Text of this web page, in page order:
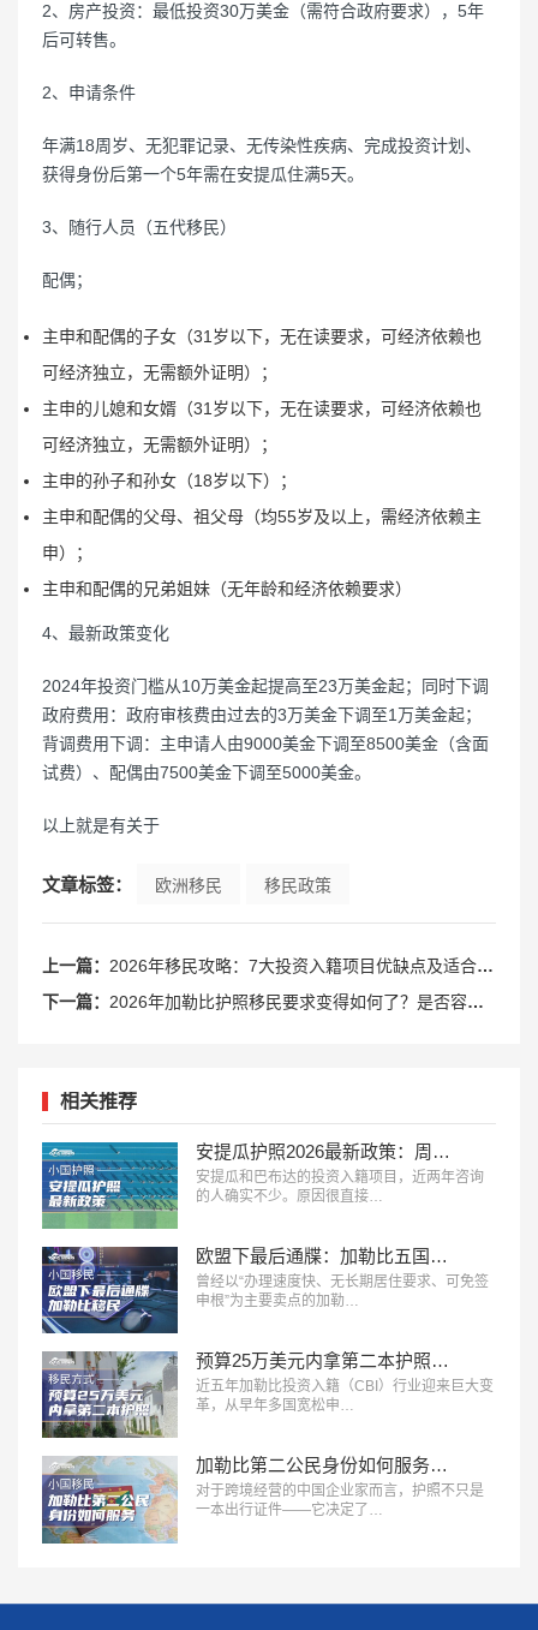
2、房产投资：最低投资30万美金（需符合政府要求），5年
后可转售。
2、申请条件
年满18周岁、无犯罪记录、无传染性疾病、完成投资计划、
获得身份后第一个5年需在安提瓜住满5天。
3、随行人员（五代移民）
配偶；
主申和配偶的子女（31岁以下，无在读要求，可经济依赖也
可经济独立，无需额外证明）；
主申的儿媳和女婿（31岁以下，无在读要求，可经济依赖也
可经济独立，无需额外证明）；
主申的孙子和孙女（18岁以下）；
主申和配偶的父母、祖父母（均55岁及以上，需经济依赖主
申）；
主申和配偶的兄弟姐妹（无年龄和经济依赖要求）
4、最新政策变化
2024年投资门槛从10万美金起提高至23万美金起；同时下调
政府费用：政府审核费由过去的3万美金下调至1万美金起；
背调费用下调：主申请人由9000美金下调至8500美金（含面
试费）、配偶由7500美金下调至5000美金。
以上就是有关于
文章标签： 欧洲移民 移民政策
上一篇： 2026年移民攻略：7大投资入籍项目优缺点及适合人群全解析
下一篇： 2026年加勒比护照移民要求变得如何了？是否容易获取？
相关推荐
安提瓜护照2026最新政策：周期、免签与要点全指南
安提瓜和巴布达的投资入籍项目，近两年咨询
的人确实不少。原因很直接…
欧盟下最后通牒：加勒比五国投资入籍，2028年或迎终局？
曾经以“办理速度快、无长期居住要求、可免签
申根”为主要卖点的加勒…
预算25万美元内拿第二本护照，加勒比五国身份怎么选？
近五年加勒比投资入籍（CBI）行业迎来巨大变
革，从早年多国宽松申…
加勒比第二公民身份如何服务于你的全球商业战略
对于跨境经营的中国企业家而言，护照不只是
一本出行证件——它决定了…